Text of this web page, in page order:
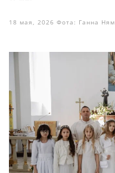
18 мая, 2026 Фота: Ганна